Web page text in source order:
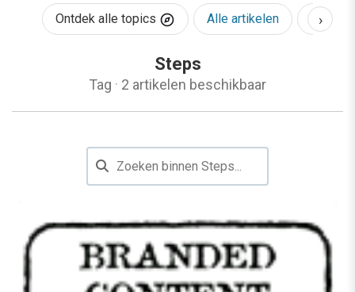
Ontdek alle topics Alle artikelen AI &
›
Steps
Tag · 2 artikelen beschikbaar